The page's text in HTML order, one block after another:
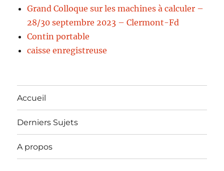
Grand Colloque sur les machines à calculer –
28/30 septembre 2023 – Clermont-Fd
Contin portable
caisse enregistreuse
Accueil
Derniers Sujets
A propos